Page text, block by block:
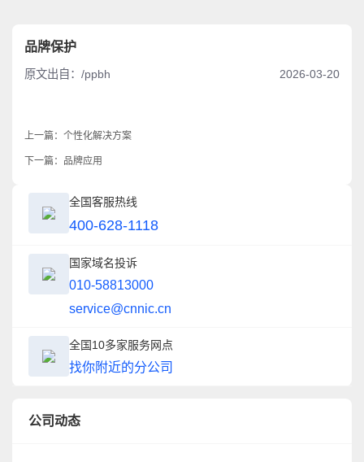
品牌保护
原文出自：/ppbh 2026-03-20
上一篇： 个性化解决方案
下一篇： 品牌应用
全国客服热线
400-628-1118
国家域名投诉
010-58813000
service@cnnic.cn
全国10多家服务网点
找你附近的分公司
公司动态